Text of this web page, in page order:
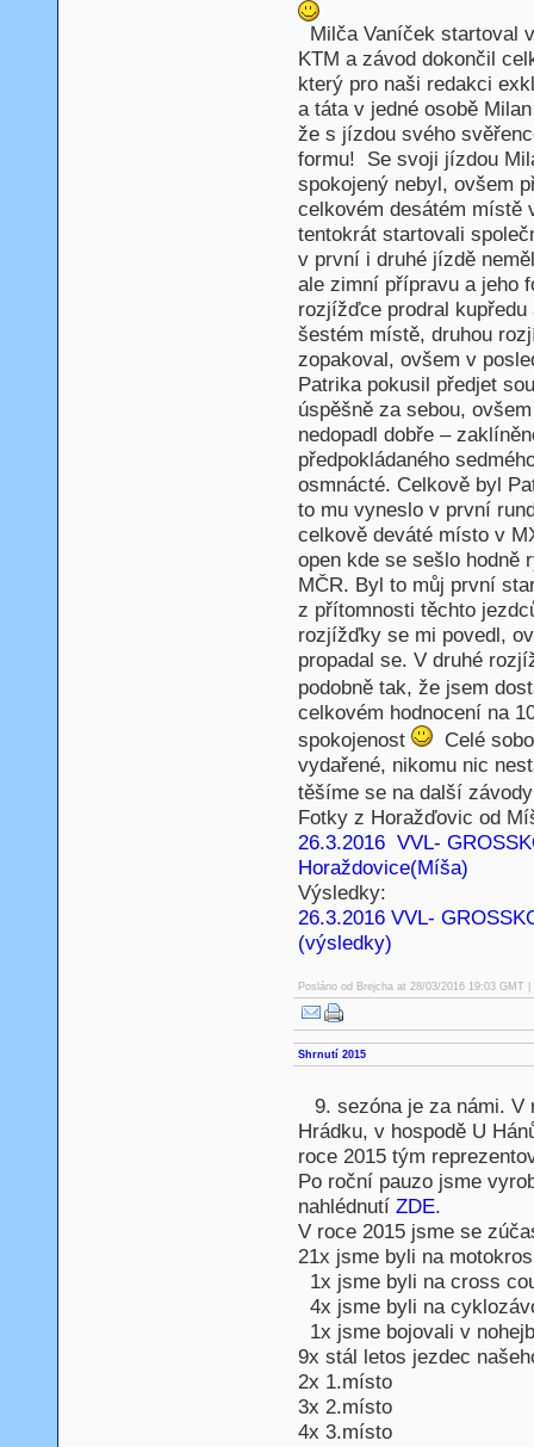
Milča Vaníček startoval
KTM a závod dokončil
který pro naši redakci
a táta v jedné osobě
že s jízdou svého
formu! Se svoji jízdou
spokojený nebyl, ovšem
celkovém desátém
tentokrát startovali
v první i druhé jízdě
ale zimní přípravu a jeho
rozjížďce prodral
šestém místě, druhou
zopakoval, ovšem v
Patrika pokusil předjet
úspěšně za sebou,
nedopadl dobře –
předpokládaného
osmnácté. Celkově byl
to mu vyneslo v první
celkově deváté místo v
open kde se sešlo hodně
MČR. Byl to můj první
z přítomnosti těchto
rozjížďky se mi povedl,
propadal se. V druhé
podobně tak, že jsem
celkovém hodnocení na
spokojenost
Celé
vydařené, nikomu nic
těšíme se na další
Fotky z Horažďovic od
26.3.2016 VVL-
Horaždovice(Míša)
Výsledky:
26.3.2016 VVL-
(výsledky)
Posláno od Brejchaat 28/03/2016 19:03 GMT |
Shrnutí 2015
9. sezóna je za námi. V
Hrádku, v hospodě U
roce 2015 tým
Po roční pauzo jsme
nahlédnutí ZDE.
V roce 2015 jsme se
21x jsme byli na
1x jsme byli na cross
4x jsme byli na
1x jsme bojovali v
9x stál letos jezdec
2x 1.místo
3x 2.místo
4x 3.místo